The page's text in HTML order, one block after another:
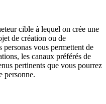
cible à lequel on crée une
de création ou de
personas vous permettent de
les canaux préférés de
pertinents que vous pourrez
personne.